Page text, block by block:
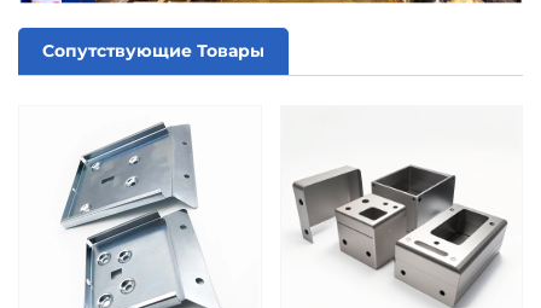
Сопутствующие Товары